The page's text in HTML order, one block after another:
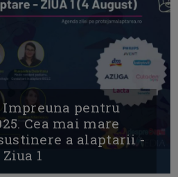
pentru
Cea mai mare
a alaptarii -
Ziua 1